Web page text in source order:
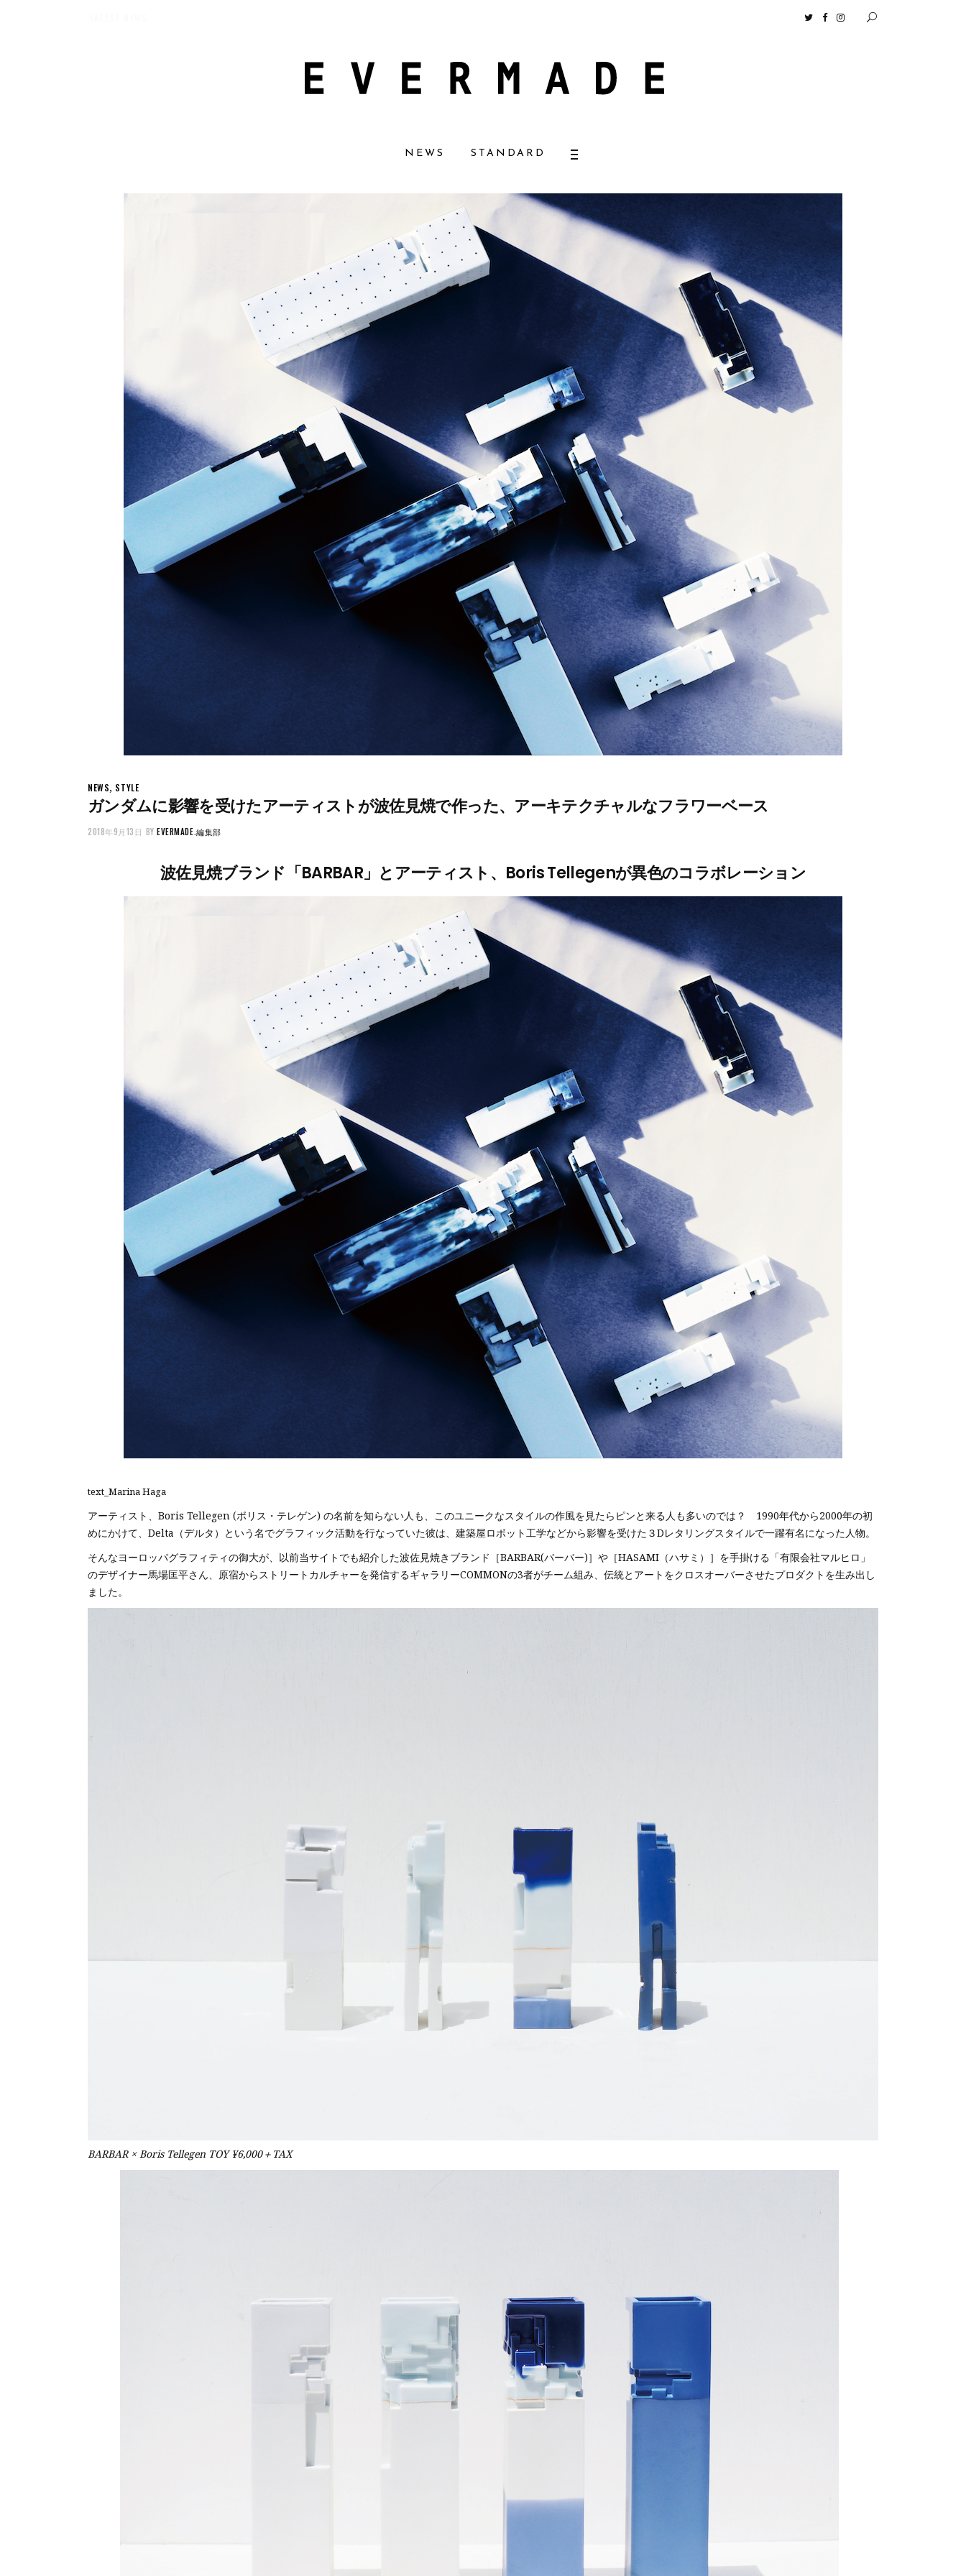
【エバーメイドショップ】［ムロセンツ］の生活に馴染むディフューザーナチュラルコスメ好きに一押し！ 松本恵
NEWS STANDARD
NEWS, STYLE
ガンダムに影響を受けたアーティストが波佐見焼で作った、アーキテクチャルなフラワーベース
2018年9月13日 BYEVERMADE.編集部
波佐見焼ブランド「BARBAR」とアーティスト、Boris Tellegenが異色のコラボレーション
text_Marina Haga
アーティスト、Boris Tellegen (ボリス・テレゲン) の名前を知らない人も、このユニークなスタイルの作風を見たらピンと来る人も多いのでは？ 1990年代から2000年の初
めにかけて、Delta（デルタ）という名でグラフィック活動を行なっていた彼は、建築屋ロボット工学などから影響を受けた３Dレタリングスタイルで一躍有名になった人物。
そんなヨーロッパグラフィティの御大が、以前当サイトでも紹介した波佐見焼きブランド［BARBAR(バーバー)］や［HASAMI（ハサミ）］を手掛ける「有限会社マルヒロ」
のデザイナー⾺場匡平さん、原宿からストリートカルチャーを発信するギャラリーCOMMONの3者がチーム組み、伝統とアートをクロスオーバーさせたプロダクトを生み出し
ました。
BARBAR × Boris Tellegen TOY ¥6,000＋TAX